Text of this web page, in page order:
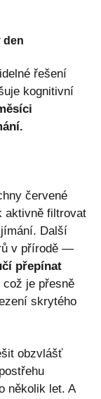
den
řešení
kognitivní
červené
aktivně filtrovat
Další
v přírodě —
přepínat
což je přesně
skrytého
obzvlášť
několik let. A